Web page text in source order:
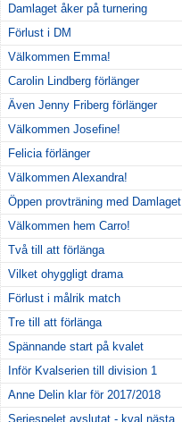
Damlaget åker på turnering
Förlust i DM
Välkommen Emma!
Carolin Lindberg förlänger
Även Jenny Friberg förlänger
Välkommen Josefine!
Felicia förlänger
Välkommen Alexandra!
Öppen provträning med Damlaget
Välkommen hem Carro!
Två till att förlänga
Vilket ohyggligt drama
Förlust i målrik match
Tre till att förlänga
Spännande start på kvalet
Inför Kvalserien till division 1
Anne Delin klar för 2017/2018
Seriespelet avslutat - kval nästa